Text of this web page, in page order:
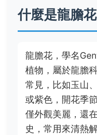
什麼是龍膽花
龍膽花，學名
植物，屬於龍膽
常見，比如玉山
或紫色，開花季
僅外觀美麗，還
史，常用來清熱